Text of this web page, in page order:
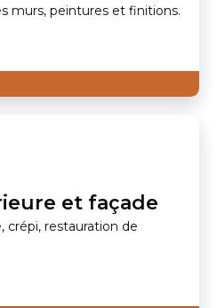
murs, peintures et finitions.
et façade
crépi, restauration de